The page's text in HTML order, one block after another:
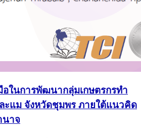
ในการพัฒนากลุ่มเกษตรกรทำ
ะแม จังหวัดชุมพร ภายใต้แนวคิด
นาจ